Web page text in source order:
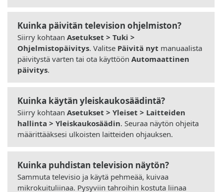
Kuinka päivitän television ohjelmiston?
Siirry kohtaan Asetukset > Tuki >
Ohjelmistopäivitys. Valitse Päivitä nyt manuaalista
päivitystä varten tai ota käyttöön Automaattinen
päivitys.
Kuinka käytän yleiskaukosäädintä?
Siirry kohtaan Asetukset > Yleiset > Laitteiden
hallinta > Yleiskaukosäädin. Seuraa näytön ohjeita
määrittääksesi ulkoisten laitteiden ohjauksen.
Kuinka puhdistan television näytön?
Sammuta televisio ja käytä pehmeää, kuivaa
mikrokuituliinaa. Pysyviin tahroihin kostuta liinaa